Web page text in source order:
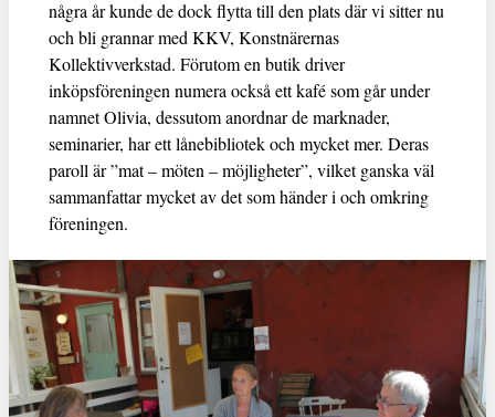
några år kunde de dock flytta till den plats där vi sitter nu
och bli grannar med KKV, Konstnärernas
Kollektivverkstad. Förutom en butik driver
inköpsföreningen numera också ett kafé som går under
namnet Olivia, dessutom anordnar de marknader,
seminarier, har ett lånebibliotek och mycket mer. Deras
paroll är ”mat – möten – möjligheter”, vilket ganska väl
sammanfattar mycket av det som händer i och omkring
föreningen.